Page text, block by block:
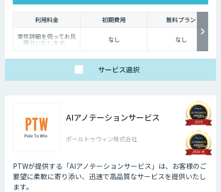
利用料金 初期費用
無料プラン
案件詳細を伺ってお見
積りいたします。 なし なし
サービス選択
AIアノテーションサービス
ポールトゥウィン株式会社
PTWが提供する「AIアノテーションサービス」は、お客様のご
要望に柔軟に寄り添い、迅速で高品質なサービスを提供いたし
ます。